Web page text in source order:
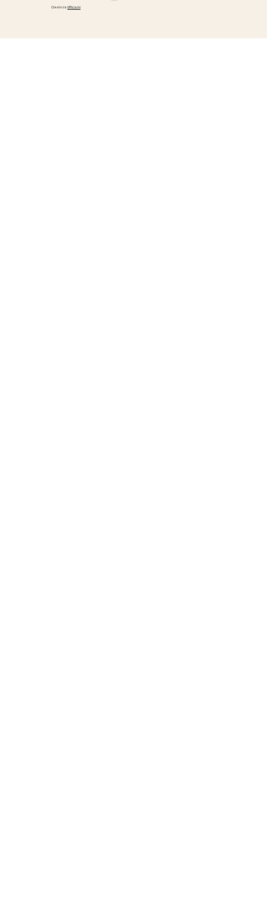
Creato da Ufficiami